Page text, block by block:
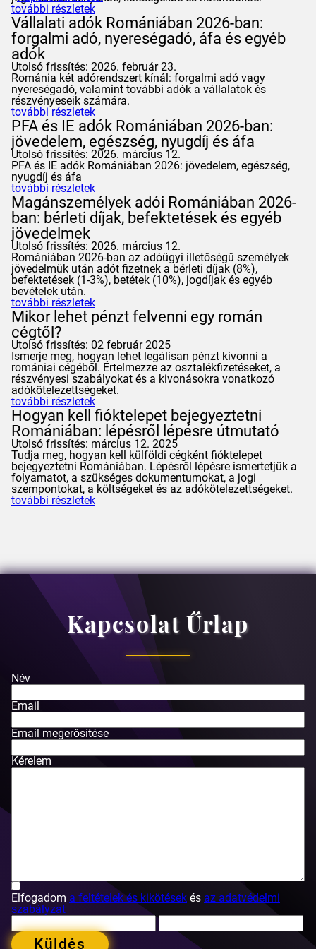
további részletek
Vállalati adók Romániában 2026-ban:
forgalmi adó, nyereségadó, áfa és egyéb
adók
Utolsó frissítés: 2026. február 23.
Románia két adórendszert kínál: forgalmi adó vagy
nyereségadó, valamint további adók a vállalatok és
részvényeseik számára.
további részletek
PFA és IE adók Romániában 2026-ban:
jövedelem, egészség, nyugdíj és áfa
Utolsó frissítés: 2026. március 12.
PFA és IE adók Romániában 2026: jövedelem, egészség,
nyugdíj és áfa
további részletek
Magánszemélyek adói Romániában 2026-
ban: bérleti díjak, befektetések és egyéb
jövedelmek
Utolsó frissítés: 2026. március 12.
Romániában 2026-ban az adóügyi illetőségű személyek
jövedelmük után adót fizetnek a bérleti díjak (8%),
befektetések (1-3%), betétek (10%), jogdíjak és egyéb
bevételek után.
további részletek
Mikor lehet pénzt felvenni egy román
cégtől?
Utolsó frissítés: 02 február 2025
Ismerje meg, hogyan lehet legálisan pénzt kivonni a
romániai cégéből. Értelmezze az osztalékfizetéseket, a
részvényesi szabályokat és a kivonásokra vonatkozó
adókötelezettségeket.
további részletek
Hogyan kell fióktelepet bejegyeztetni
Romániában: lépésről lépésre útmutató
Utolsó frissítés: március 12. 2025
Tudja meg, hogyan kell külföldi cégként fióktelepet
bejegyeztetni Romániában. Lépésről lépésre ismertetjük a
folyamatot, a szükséges dokumentumokat, a jogi
szempontokat, a költségeket és az adókötelezettségeket.
további részletek
Kapcsolat Űrlap
Név
Email
Email megerősítése
Kérelem
Elfogadom a feltételek és kikötések és az adatvédelmi
szabályzat
Küldés